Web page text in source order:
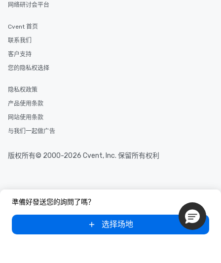
準備好發送您的詢問了嗎？
选择场地
网络研讨会平台
Cvent 首页
联系我们
客户支持
您的隐私权选择
隐私权政策
产品使用条款
网站使用条款
与我们一起做广告
版权所有© 2000-2026 Cvent, Inc. 保留所有权利